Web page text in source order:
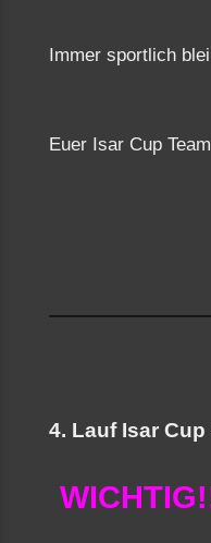
Immer sportlich
Euer Isar Cup Team
4. Lauf Isar